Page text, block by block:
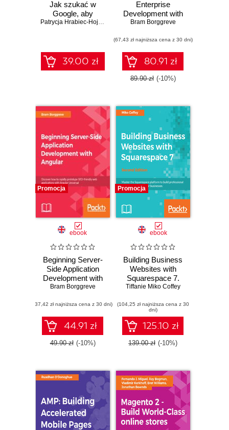
Jak szukać w
Google, aby
zarabiać pieniądze,
Patrycja Hrabiec-Hojda Justyna Trzeciakowska
39.00 zł
Enterprise
Development with
Angular. Use
to pre-render your
web pages,
improving SEO
and application UX
Bram Borggreve
(67,43 zł najniższa cena z 30 dni)
80.91 zł
89.90 zł (-10%)
Promocja
ebook
Beginning Server-
Side Application
Development with
Angular. Discover
prototype SEO-
friendly web
applications with
Angular Universal
Bram Borggreve
(37,42 zł najniższa cena z 30 dni)
44.91 zł
49.90 zł (-10%)
Promocja
ebook
Building Business
Websites with
Squarespace 7.
Master the
platform to build
professional
websites that boost
your businesses -
Second Edition
Tiffanie Miko Coffey
(104,25 zł najniższa cena z 30
dni)
125.10 zł
139.00 zł (-10%)